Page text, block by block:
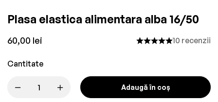
Plasa elastica alimentara alba 16/50
60,00 lei 10 recenzii
Cantitate
Adaugă în coș